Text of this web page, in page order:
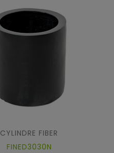
CYLINDRE FIBER
FINED3030N